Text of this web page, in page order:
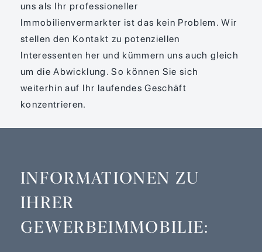
uns als Ihr professioneller
Immobilienvermarkter ist das kein Problem. Wir
stellen den Kontakt zu potenziellen
Interessenten her und kümmern uns auch gleich
um die Abwicklung. So können Sie sich
weiterhin auf Ihr laufendes Geschäft
konzentrieren.
INFORMATIONEN ZU
IHRER
GEWERBEIMMOBILIE: